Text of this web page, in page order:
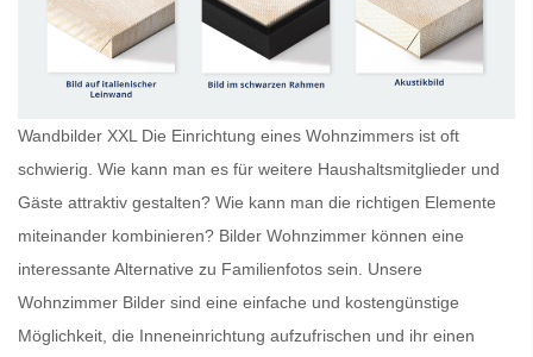
Wandbilder XXL Die Einrichtung eines Wohnzimmers ist oft
schwierig. Wie kann man es für weitere Haushaltsmitglieder und
Gäste attraktiv gestalten? Wie kann man die richtigen Elemente
miteinander kombinieren? Bilder Wohnzimmer können eine
interessante Alternative zu Familienfotos sein. Unsere
Wohnzimmer Bilder sind eine einfache und kostengünstige
Möglichkeit, die Inneneinrichtung aufzufrischen und ihr einen